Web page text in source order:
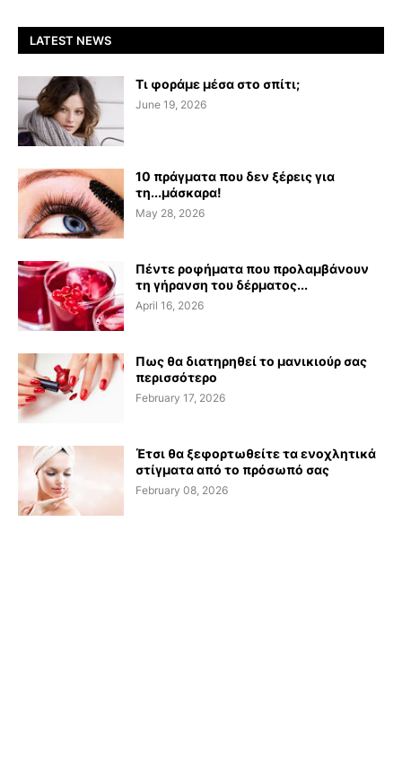
LATEST NEWS
Τι φοράμε μέσα στο σπίτι;
June 19, 2026
10 πράγματα που δεν ξέρεις για
τη...μάσκαρα!
May 28, 2026
Πέντε ροφήματα που προλαμβάνουν
τη γήρανση του δέρματος...
April 16, 2026
Πως θα διατηρηθεί το μανικιούρ σας
περισσότερο
February 17, 2026
Έτσι θα ξεφορτωθείτε τα ενοχλητικά
στίγματα από το πρόσωπό σας
February 08, 2026